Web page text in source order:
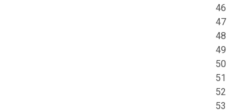
46
47
48
49
50
51
52
53